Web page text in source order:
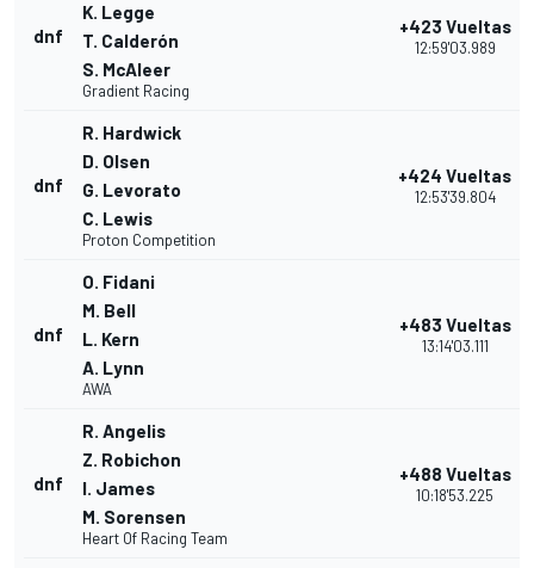
dnf
K. Legge
T. Calderón
S. McAleer
Gradient Racing
+423 Vueltas
12:59'03.989
dnf
R. Hardwick
D. Olsen
G. Levorato
C. Lewis
Proton Competition
+424 Vueltas
12:53'39.804
dnf
O. Fidani
M. Bell
L. Kern
A. Lynn
AWA
+483 Vueltas
13:14'03.111
dnf
R. Angelis
Z. Robichon
I. James
M. Sorensen
Heart Of Racing Team
+488 Vueltas
10:18'53.225